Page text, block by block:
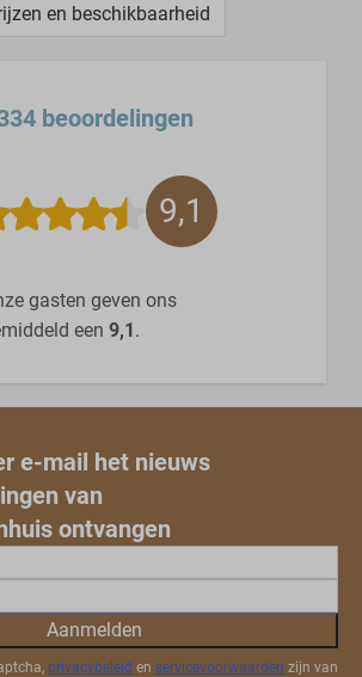
en beschikbaarheid
beoordelingen
9,1
gasten geven ons
een 9,1.
e-mail het nieuws
van
ontvangen
Aanmelden
privacybeleid en servicevoorwaarden zijn van